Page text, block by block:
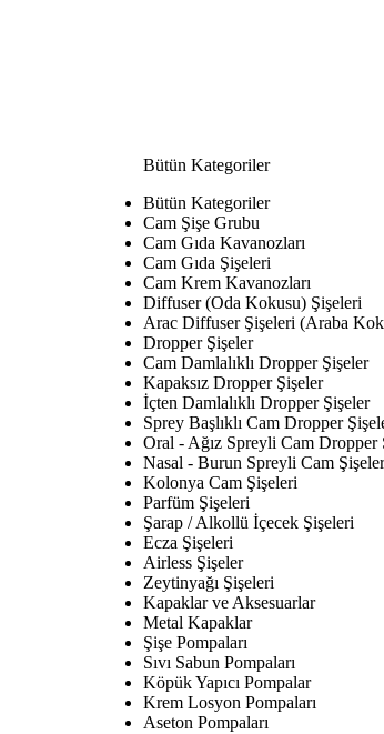
Bütün Kategoriler
Bütün Kategoriler
Cam Şişe Grubu
Cam Gıda Kavanozları
Cam Gıda Şişeleri
Cam Krem Kavanozları
Diffuser (Oda Kokusu) Şişeleri
Arac Diffuser Şişeleri (Araba
Dropper Şişeler
Cam Damlalıklı Dropper Şişeler
Kapaksız Dropper Şişeler
İçten Damlalıklı Dropper Şişeler
Sprey Başlıklı Cam Dropper
Oral - Ağız Spreyli Cam Dropper
Nasal - Burun Spreyli Cam Şişeler
Kolonya Cam Şişeleri
Parfüm Şişeleri
Şarap / Alkollü İçecek Şişeleri
Ecza Şişeleri
Airless Şişeler
Zeytinyağı Şişeleri
Kapaklar ve Aksesuarlar
Metal Kapaklar
Şişe Pompaları
Sıvı Sabun Pompaları
Köpük Yapıcı Pompalar
Krem Losyon Pompaları
Aseton Pompaları